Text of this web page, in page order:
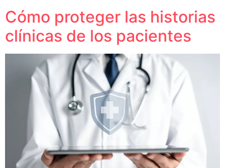
Cómo proteger las historias
clínicas de los pacientes